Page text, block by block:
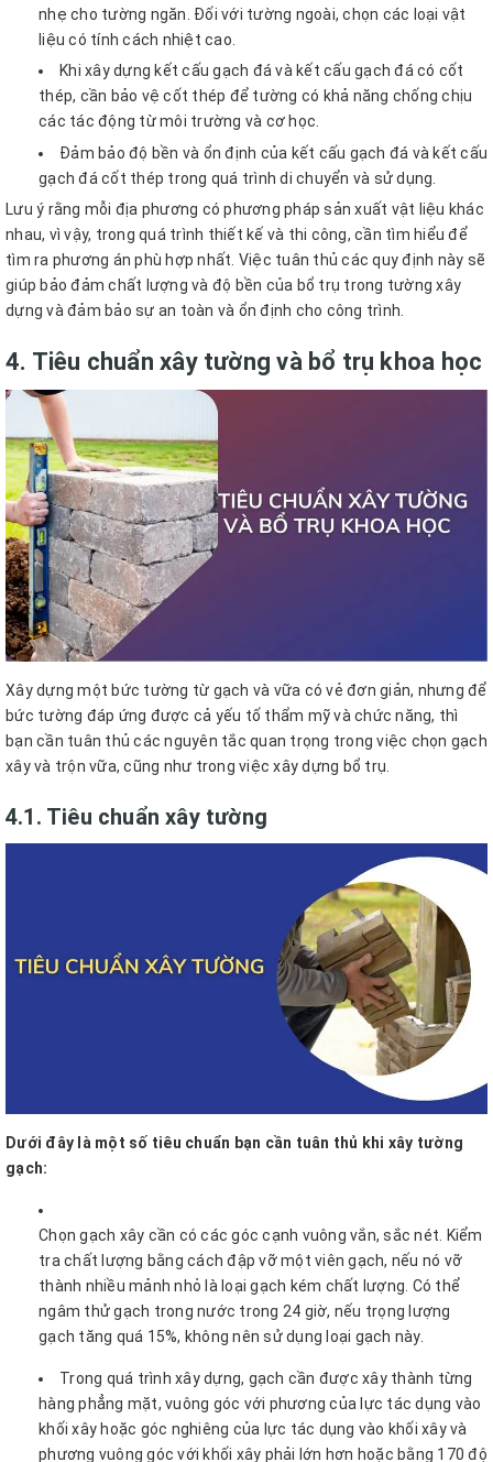
nhẹ cho tường ngăn. Đối với tường ngoài, chọn các loại vật
liệu có tính cách nhiệt cao.
Khi xây dựng kết cấu gạch đá và kết cấu gạch đá có cốt
thép, cần bảo vệ cốt thép để tường có khả năng chống chịu
các tác động từ môi trường và cơ học.
Đảm bảo độ bền và ổn định của kết cấu gạch đá và kết cấu
gạch đá cốt thép trong quá trình di chuyển và sử dụng.
Lưu ý rằng mỗi địa phương có phương pháp sản xuất vật liệu khác
nhau, vì vậy, trong quá trình thiết kế và thi công, cần tìm hiểu để
tìm ra phương án phù hợp nhất. Việc tuân thủ các quy định này sẽ
giúp bảo đảm chất lượng và độ bền của bổ trụ trong tường xây
dựng và đảm bảo sự an toàn và ổn định cho công trình.
4. Tiêu chuẩn xây tường và bổ trụ khoa học
Xây dựng một bức tường từ gạch và vữa có vẻ đơn giản, nhưng để
bức tường đáp ứng được cả yếu tố thẩm mỹ và chức năng, thì
bạn cần tuân thủ các nguyên tắc quan trọng trong việc chọn gạch
xây và trộn vữa, cũng như trong việc xây dựng bổ trụ.
4.1. Tiêu chuẩn xây tường
Dưới đây là một số tiêu chuẩn bạn cần tuân thủ khi xây tường
gạch:
Chọn gạch xây cần có các góc cạnh vuông vắn, sắc nét. Kiểm
tra chất lượng bằng cách đập vỡ một viên gạch, nếu nó vỡ
thành nhiều mảnh nhỏ là loại gạch kém chất lượng. Có thể
ngâm thử gạch trong nước trong 24 giờ, nếu trọng lượng
gạch tăng quá 15%, không nên sử dụng loại gạch này.
Trong quá trình xây dựng, gạch cần được xây thành từng
hàng phẳng mặt, vuông góc với phương của lực tác dụng vào
khối xây hoặc góc nghiêng của lực tác dụng vào khối xây và
phương vuông góc với khối xây phải lớn hơn hoặc bằng 170 độ